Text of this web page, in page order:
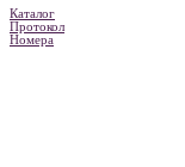
Каталог
Протокол
Номера